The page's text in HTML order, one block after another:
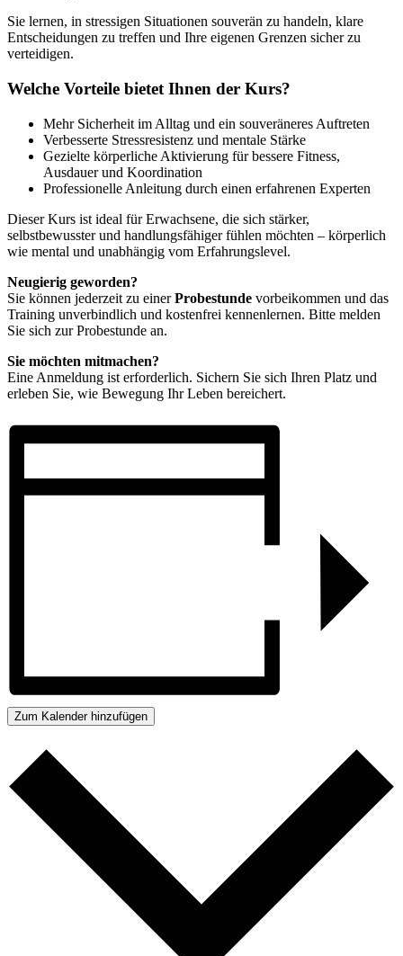
Sie lernen, in stressigen Situationen souverän zu handeln, klare
Entscheidungen zu treffen und Ihre eigenen Grenzen sicher zu
verteidigen.
Welche Vorteile bietet Ihnen der Kurs?
Mehr Sicherheit im Alltag und ein souveräneres Auftreten
Verbesserte Stressresistenz und mentale Stärke
Gezielte körperliche Aktivierung für bessere Fitness,
Ausdauer und Koordination
Professionelle Anleitung durch einen erfahrenen Experten
Dieser Kurs ist ideal für Erwachsene, die sich stärker,
selbstbewusster und handlungsfähiger fühlen möchten – körperlich
wie mental und unabhängig vom Erfahrungslevel.
Neugierig geworden?
Sie können jederzeit zu einerProbestunde vorbeikommen und das
Training unverbindlich und kostenfrei kennenlernen. Bitte melden
Sie sich zur Probestunde an.
Sie möchten mitmachen?
Eine Anmeldung ist erforderlich. Sichern Sie sich Ihren Platz und
erleben Sie, wie Bewegung Ihr Leben bereichert.
Zum Kalender hinzufügen